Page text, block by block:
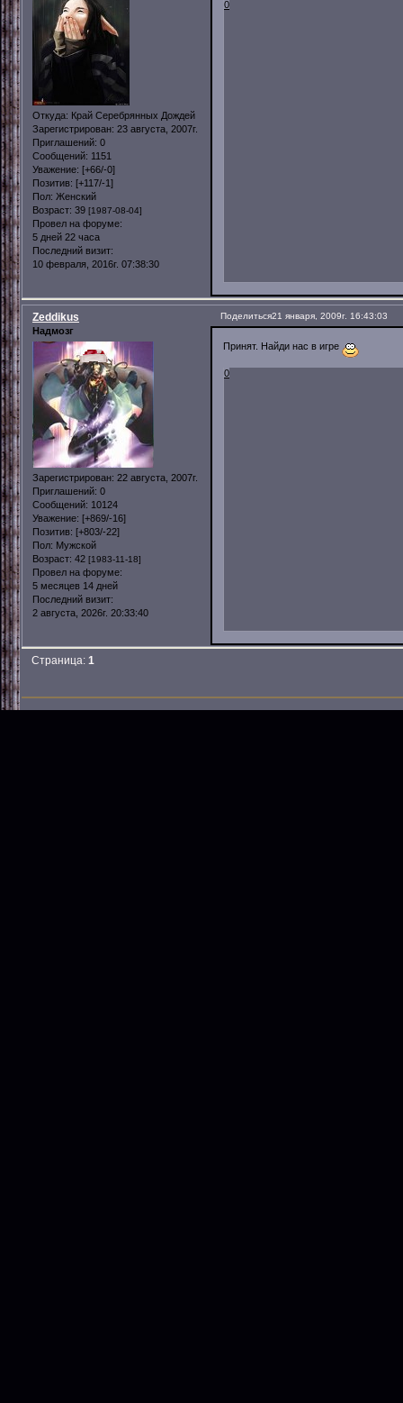
Откуда: Край Серебрянных Дождей
Зарегистрирован: 23 августа, 2007г.
Приглашений: 0
Сообщений: 1151
Уважение: [+66/-0]
Позитив: [+117/-1]
Пол: Женский
Возраст: 39 [1987-08-04]
Провел на форуме:
5 дней 22 часа
Последний визит:
10 февраля, 2016г. 07:38:30
0
Поделиться21 января, 2009г. 16:43:03
Zeddikus
Надмозг
Зарегистрирован: 22 августа, 2007г.
Приглашений: 0
Сообщений: 10124
Уважение: [+869/-16]
Позитив: [+803/-22]
Пол: Мужской
Возраст: 42 [1983-11-18]
Провел на форуме:
5 месяцев 14 дней
Последний визит:
2 августа, 2026г. 20:33:40
Принят. Найди нас в игре
0
Страница:1